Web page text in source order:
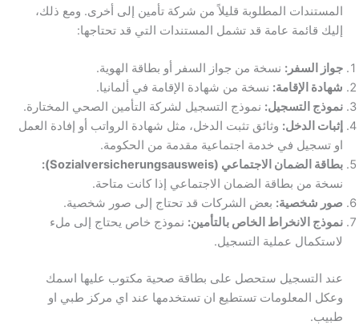
المستندات المطلوبة قليلاً من شركة تأمين إلى أخرى. ومع ذلك،
إليك قائمة عامة قد تشمل المستندات التي قد تحتاجها:
جواز السفر: نسخة من جواز السفر أو بطاقة الهوية.
شهادة الإقامة: نسخة من شهادة الإقامة في ألمانيا.
نموذج التسجيل: نموذج التسجيل لشركة التأمين الصحي المختارة.
إثبات الدخل: وثائق تثبت الدخل، مثل شهادة الرواتب أو إفادة العمل
او تسجيل في خدمة اجتماعية مقدمة من الحكومة.
بطاقة الضمان الاجتماعي (Sozialversicherungsausweis):
نسخة من بطاقة الضمان الاجتماعي إذا كانت متاحة.
صور شخصية: بعض الشركات قد تحتاج إلى صور شخصية.
نموذج الانخراط الخاص بالتأمين: نموذج خاص يحتاج إلى ملء
لاستكمال عملية التسجيل.
عند التسجيل ستحصل على بطاقة صحية مكتوب عليها اسمك
وعكل المعلومات تستطيع ان تستخدمها عند اي مركز طبي او
طبيب.